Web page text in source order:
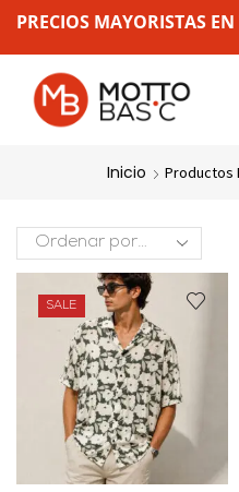
PRECIOS MAYORISTAS
Inicio Productos
SALE